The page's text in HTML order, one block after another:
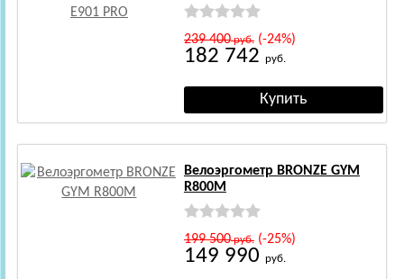
239 400руб.(-24%)
182 742 руб.
Велоэргометр BRONZE GYM
R800M
199 500руб.(-25%)
149 990 руб.